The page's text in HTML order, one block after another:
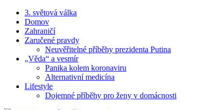
3. světová válka
Domov
Zahraničí
Zaručené pravdy
Neuvěřitelné příběhy prezidenta Putina
„Věda“ a vesmír
Panika kolem koronaviru
Alternativní medicína
Lifestyle
Dojemné příběhy pro ženy v domácnosti